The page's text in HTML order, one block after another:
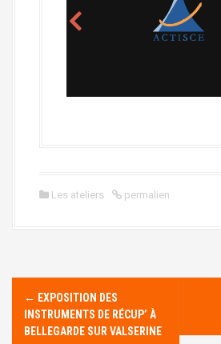
Les ateliers permalien
N← EXPOSITION DES
INSTRUMENTS DE RÉCUP’ À
BELLEGARDE SUR VALSERINE